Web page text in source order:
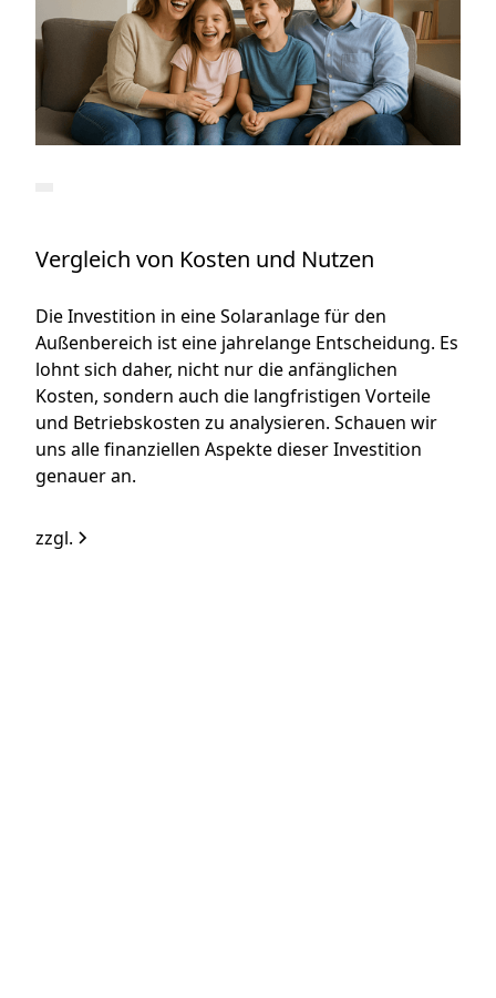
Vergleich von Kosten und Nutzen
Die Investition in eine Solaranlage für den
Außenbereich ist eine jahrelange Entscheidung. Es
lohnt sich daher, nicht nur die anfänglichen
Kosten, sondern auch die langfristigen Vorteile
und Betriebskosten zu analysieren. Schauen wir
uns alle finanziellen Aspekte dieser Investition
genauer an.
zzgl.